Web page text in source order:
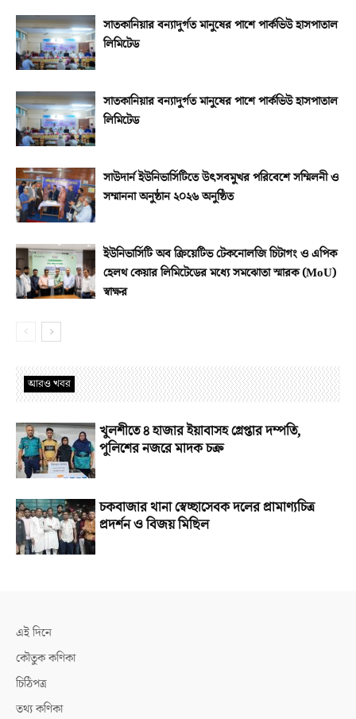
সাতকানিয়ার বন্যাদুর্গত মানুষের পাশে পার্কভিউ হাসপাতাল
লিমিটেড
সাতকানিয়ার বন্যাদুর্গত মানুষের পাশে পার্কভিউ হাসপাতাল
লিমিটেড
সাউদার্ন ইউনিভার্সিটিতে উৎসবমুখর পরিবেশে সম্মিলনী ও
সম্মাননা অনুষ্ঠান ২০২৬ অনুষ্ঠিত
ইউনিভার্সিটি অব ক্রিয়েটিভ টেকনোলজি চিটাগং ও এপিক
হেলথ কেয়ার লিমিটেডের মধ্যে সমঝোতা স্মারক (MoU)
স্বাক্ষর
আরও খবর
খুলশীতে ৪ হাজার ইয়াবাসহ গ্রেপ্তার দম্পতি,
পুলিশের নজরে মাদক চক্র
চকবাজার থানা স্বেচ্ছাসেবক দলের প্রামাণ্যচিত্র
প্রদর্শন ও বিজয় মিছিল
এই দিনে
কৌতুক কণিকা
চিঠিপত্র
তথ্য কণিকা